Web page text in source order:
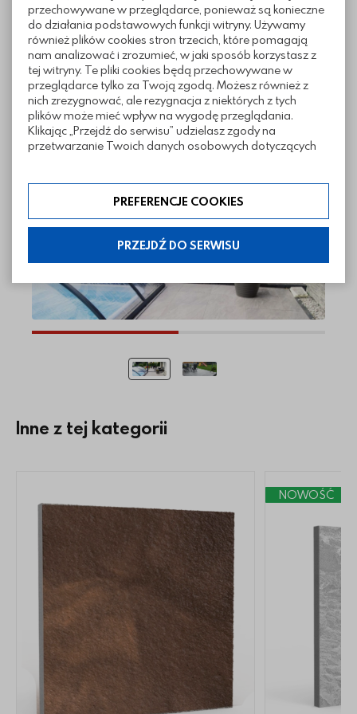
przechowywane w przeglądarce, ponieważ są konieczne
do działania podstawowych funkcji witryny. Używamy
również plików cookies stron trzecich, które pomagają
nam analizować i zrozumieć, w jaki sposób korzystasz z
tej witryny. Te pliki cookies będą przechowywane w
przeglądarce tylko za Twoją zgodą. Możesz również z
nich zrezygnować, ale rezygnacja z niektórych z tych
plików może mieć wpływ na wygodę przeglądania.
Klikając „Przejdź do serwisu” udzielasz zgody na
przetwarzanie Twoich danych osobowych dotyczących
zakres klikając w „Preferencje cookies”. W każdej chwili
możesz modyfikować udzielone zgody w zakładce:
informacje i regulaminy — ustawienia cookies.
PREFERENCJE COOKIES
PRZEJDŹ DO SERWISU
Pliki do pobrania
Realizacje z wykorzystaniem płyt
Inne z tej kategorii
NOWOŚĆ